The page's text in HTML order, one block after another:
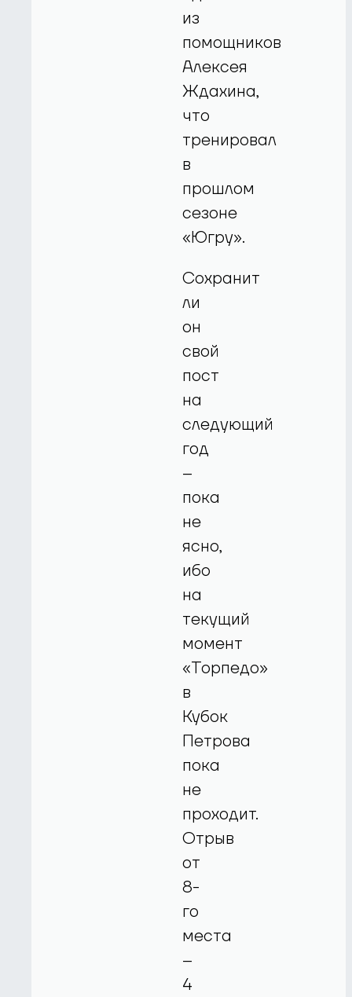
из
помощников
Алексея
Ждахина,
что
тренировал
в
прошлом
сезоне
«Югру».
Сохранит
ли
он
свой
пост
на
следующий
год
–
пока
не
ясно,
ибо
на
текущий
момент
«Торпедо»
в
Кубок
Петрова
пока
не
проходит.
Отрыв
от
8-
го
места
–
4